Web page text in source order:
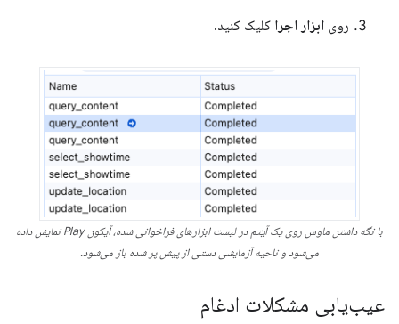
روی ابزار اجرا کلیک کنید.
با نگه داشتن ماوس روی یک آیتم در لیست ابزارهای فراخوانی شده، آیکون Play نمایش داده
می‌شود و ناحیه آزمایشی دستی از پیش پر شده باز می‌شود.
عیب‌یابی مشکلات ادغام